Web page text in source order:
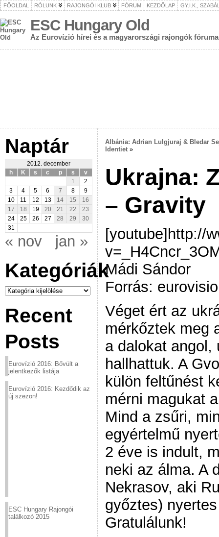
FŐOLDAL RÓLUNK RAJONGÓI KLUB FÓRUM KEZDŐLAP GY.I.K.,
ESC Hungary Old
Az Eurovízió hírei és a magyarországi rajongók fóruma
Naptár
2012. december
h
K s c p s
v
1
2
3
4 5 6 7 8
9
10
11 12 13 14 15
16
17
18 19 20 21 22
23
24
25 26 27 28 29
30
31
« nov jan »
Kategóriák
Kategóriák
Recent
Posts
Eurovízió 2016: Bővült a
jelentkezők listája
Eurovízió 2016: Kezdődik az
új szezon!
ESC Hungary Rajongói
találkozó 2015
Albánia: Adrian Lulgjuraj & Bledar
Identiet »
Ukrajna:
– Gravity
[youtube]http://
Mádi Sándor
Forrás:
Véget ért az
mérkőztek meg
a dalokat angol,
hallhattuk. A
külön feltűnést
mérni magukat
Mind a zsűri,
egyértelmű
2 éve is indult,
neki az álma. A
Nekrasov, aki
győztes)
Gratulálunk!